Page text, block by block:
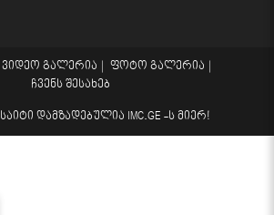
ვიდეო გალერია
ფოტო გალერია
ჩვენს შესახებ
საიტი დამზადებულია IMC.GE -ს მიერ!